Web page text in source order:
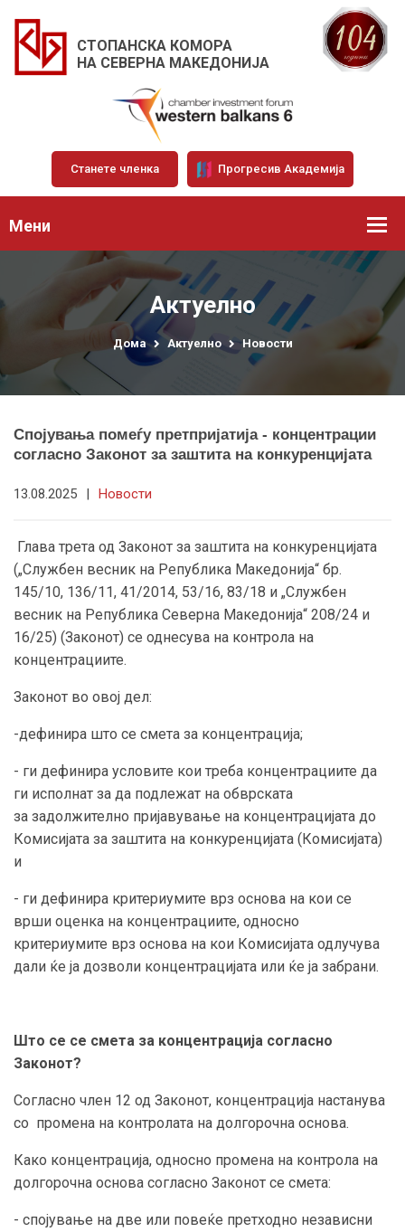
СТОПАНСКА КОМОРА
НА СЕВЕРНА МАКЕДОНИЈА
Станете членка Прогресив Академија
Мени
Актуелно
Дома Актуелно Новости
Спојувања помеѓу претпријатија - концентрации
согласно Законот за заштита на конкуренцијата
13.08.2025 | Новости
Глава трета од Законот за заштита на конкуренцијата
(„Службен весник на Република Македонија“ бр.
145/10, 136/11, 41/2014, 53/16, 83/18 и „Службен
весник на Република Северна Македонија“ 208/24 и
16/25) (Законот) се однесува на контрола на
концентрациите.
Законот во овој дел:
-дефинира што се смета за концентрација;
- ги дефинира условите кои треба концентрациите да
ги исполнат за да подлежат на обврската
за задолжително пријавување на концентрацијата до
Комисијата за заштита на конкуренцијата (Комисијата)
и
- ги дефинира критериумите врз основа на кои се
врши оценка на концентрациите, односно
критериумите врз основа на кои Комисијата одлучува
дали ќе ја дозволи концентрацијата или ќе ја забрани.
Што се се смета за концентрација согласно
Законот?
Согласно член 12 од Законот, концентрација настанува
со промена на контролата на долгорочна основа.
Како концентрација, односно промена на контрола на
долгорочна основа согласно Законот се смета:
- спојување на две или повеќе претходно независни